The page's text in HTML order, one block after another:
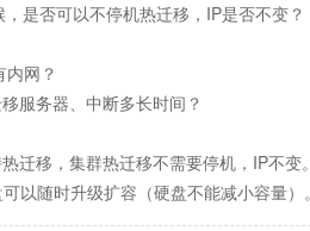
是否可以不停机热迁移，IP是否不变
网？
服务器、中断多长时间？
迁移，集群热迁移不需要停机，IP不
以随时升级扩容（硬盘不能减小容量